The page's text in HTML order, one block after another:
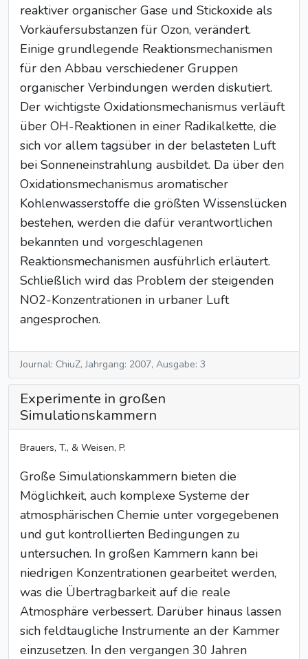
reaktiver organischer Gase und Stickoxide als
Vorkäufersubstanzen für Ozon, verändert.
Einige grundlegende Reaktionsmechanismen
für den Abbau verschiedener Gruppen
organischer Verbindungen werden diskutiert.
Der wichtigste Oxidationsmechanismus verläuft
über OH-Reaktionen in einer Radikalkette, die
sich vor allem tagsüber in der belasteten Luft
bei Sonneneinstrahlung ausbildet. Da über den
Oxidationsmechanismus aromatischer
Kohlenwasserstoffe die größten Wissenslücken
bestehen, werden die dafür verantwortlichen
bekannten und vorgeschlagenen
Reaktionsmechanismen ausführlich erläutert.
Schließlich wird das Problem der steigenden
NO2-Konzentrationen in urbaner Luft
angesprochen.
Journal: ChiuZ, Jahrgang: 2007, Ausgabe: 3
Experimente in großen
Simulationskammern
Brauers, T., & Weisen, P.
Große Simulationskammern bieten die
Möglichkeit, auch komplexe Systeme der
atmosphärischen Chemie unter vorgegebenen
und gut kontrollierten Bedingungen zu
untersuchen. In großen Kammern kann bei
niedrigen Konzentrationen gearbeitet werden,
was die Übertragbarkeit auf die reale
Atmosphäre verbessert. Darüber hinaus lassen
sich feldtaugliche Instrumente an der Kammer
einzusetzen. In den vergangen 30 Jahren